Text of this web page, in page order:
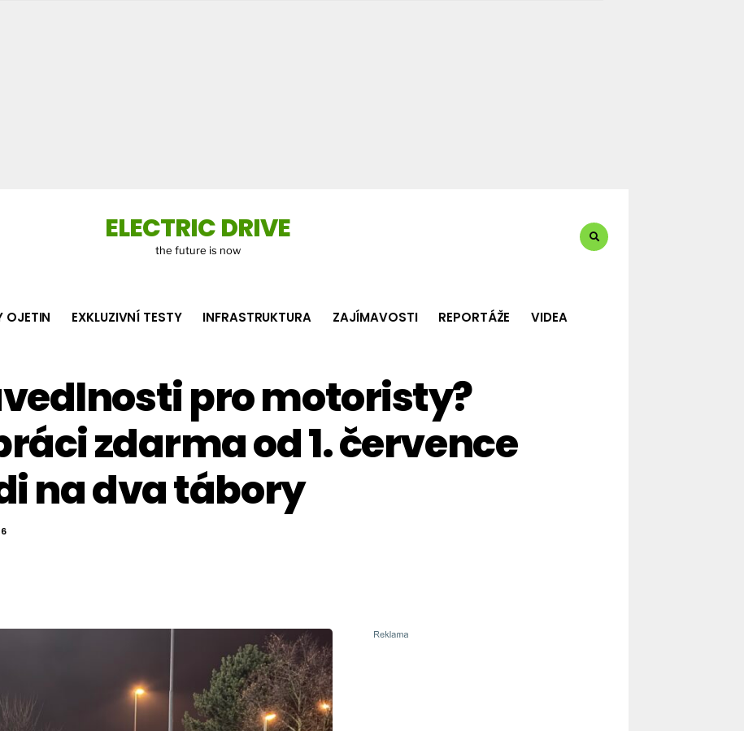
ELECTRIC DRIVE
the future is now
OJETIN EXKLUZIVNÍ TESTY INFRASTRUKTURA ZAJÍMAVOSTI REPORTÁŽE VIDEA
pro motoristy?
zdarma od 1. července
na dva tábory